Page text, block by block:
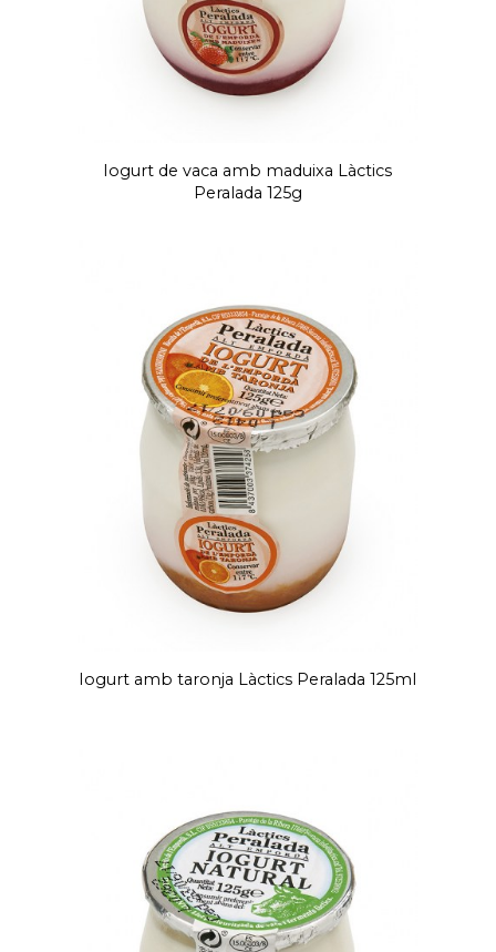
Iogurt de vaca amb maduixa Làctics
Peralada 125g
Iogurt amb taronja Làctics Peralada 125ml